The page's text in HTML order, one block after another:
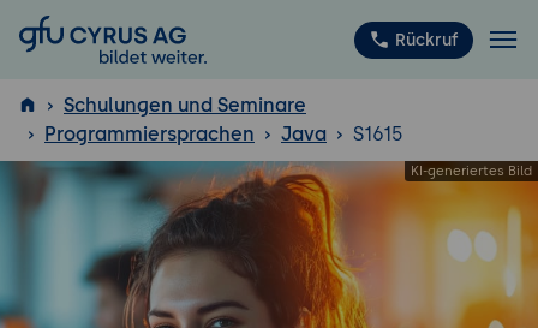
GFU Cyrus AG Rückruf
ISTQB ®
Schulungen und Seminare
Programmiersprachen
Java S1615